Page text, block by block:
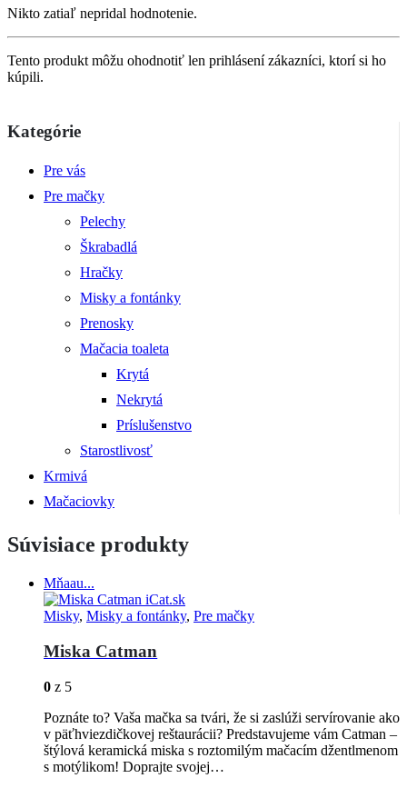
Nikto zatiaľ nepridal hodnotenie.
Tento produkt môžu ohodnotiť len prihlásení zákazníci, ktorí si ho
kúpili.
Kategórie
Pre vás
Pre mačky
Pelechy
Škrabadlá
Hračky
Misky a fontánky
Prenosky
Mačacia toaleta
Krytá
Nekrytá
Príslušenstvo
Starostlivosť
Krmivá
Mačaciovky
Súvisiace produkty
Mňaau...
Misky, Misky a fontánky, Pre mačky
Miska Catman
0 z 5
Poznáte to? Vaša mačka sa tvári, že si zaslúži servírovanie ako
v päťhviezdičkovej reštaurácii? Predstavujeme vám Catman –
štýlová keramická miska s roztomilým mačacím džentlmenom
s motýlikom! Doprajte svojej…